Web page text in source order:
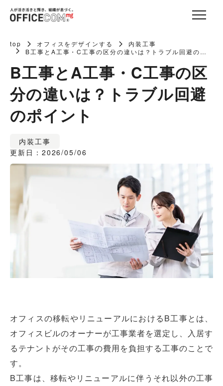
top オフィスをデザインする
内装工事
B工事とA工事・C工事の区分の違いは？トラブル回避のポ
B工事とA工事・C工事の区
分の違いは？トラブル回避
のポイント
内装工事
更新日：2026/05/06
オフィスの移転やリニューアルにおけるB工事とは、
オフィスビルのオーナーが工事業者を選定し、入居す
るテナントがその工事の費用を負担する工事のことで
す。
B工事は、移転やリニューアルに伴うそれ以外の工事